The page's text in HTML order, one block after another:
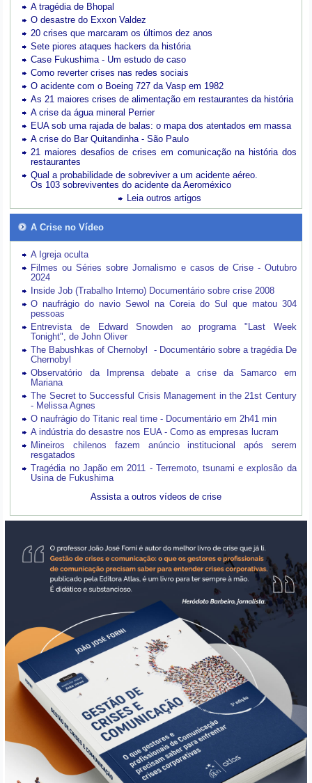
A tragédia de Bhopal
O desastre do Exxon Valdez
20 crises que marcaram os últimos dez anos
Sete piores ataques hackers da história
Case Fukushima - Um estudo de caso
Como reverter crises nas redes sociais
O acidente com o Boeing 727 da Vasp em 1982
As 21 maiores crises de alimentação em restaurantes da história
A crise da água mineral Perrier
EUA sob uma rajada de balas: o mapa dos atentados em massa
A crise do Bar Quitandinha - São Paulo
21 maiores desafios de crises em comunicação na história dos
restaurantes
Qual a probabilidade de sobreviver a um acidente aéreo.
Os 103 sobreviventes do acidente da Aeroméxico
Leia outros artigos
A Crise no Vídeo
A Igreja oculta
Filmes ou Séries sobre Jornalismo e casos de Crise - Outubro
2024
Inside Job (Trabalho Interno) Documentário sobre crise 2008
O naufrágio do navio Sewol na Coreia do Sul que matou 304
pessoas
Entrevista de Edward Snowden ao programa "Last Week
Tonight", de John Oliver
The Babushkas of Chernobyl - Documentário sobre a tragédia De
Chernobyl
Observatório da Imprensa debate a crise da Samarco em
Mariana
The Secret to Successful Crisis Management in the 21st Century
- Melissa Agnes
O naufrágio do Titanic real time - Documentário em 2h41 min
A indústria do desastre nos EUA - Como as empresas lucram
Mineiros chilenos fazem anúncio institucional após serem
resgatados
Tragédia no Japão em 2011 - Terremoto, tsunami e explosão da
Usina de Fukushima
Assista a outros vídeos de crise